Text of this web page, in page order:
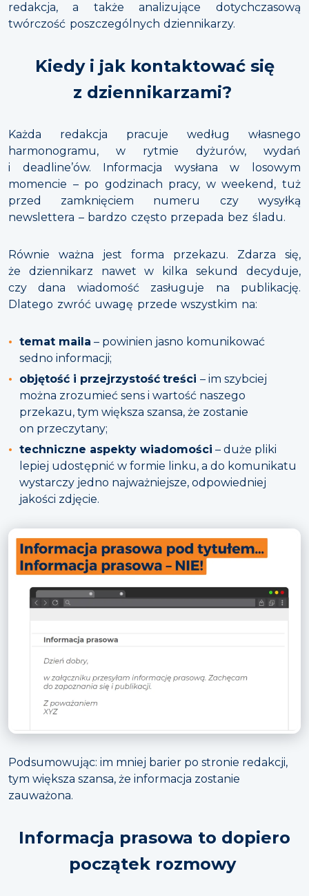
redakcja, a także analizujące dotychczasową
twórczość poszczególnych dziennikarzy.
Kiedy i jak kontaktować się
z dziennikarzami?
Każda redakcja pracuje według własnego
harmonogramu, w rytmie dyżurów, wydań
i deadline’ów. Informacja wysłana w losowym
momencie – po godzinach pracy, w weekend, tuż
przed zamknięciem numeru czy wysyłką
newslettera – bardzo często przepada bez śladu.
Równie ważna jest forma przekazu. Zdarza się,
że dziennikarz nawet w kilka sekund decyduje,
czy dana wiadomość zasługuje na publikację.
Dlatego zwróć uwagę przede wszystkim na:
temat maila – powinien jasno komunikować
sedno informacji;
objętość i przejrzystość treści – im szybciej
można zrozumieć sens i wartość naszego
przekazu, tym większa szansa, że zostanie
on przeczytany;
techniczne aspekty wiadomości – duże pliki
lepiej udostępnić w formie linku, a do komunikatu
wystarczy jedno najważniejsze, odpowiedniej
jakości zdjęcie.
Podsumowując: im mniej barier po stronie redakcji,
tym większa szansa, że informacja zostanie
zauważona.
Informacja prasowa to dopiero
początek rozmowy